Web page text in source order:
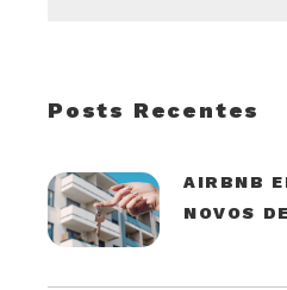
Posts Recentes
AIRBNB
NOVOS